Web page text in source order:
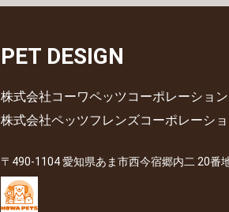
PET DESIGN
株式会社コーワペッツコーポレーション
株式会社ペッツフレンズコーポレーシ
〒490-1104 愛知県あま市西今宿郷内二 20番